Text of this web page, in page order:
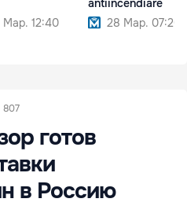
Мар. 12:40
antiincendiare
28 Мар. 07:20
807
готов
в Россию